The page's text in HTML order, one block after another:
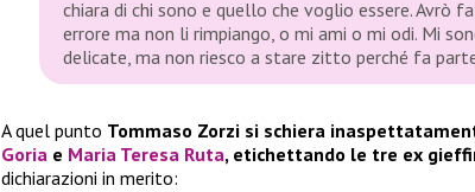
chiara di chi sono e quello che voglio essere. Avrò
errore ma non li rimpiango, o mi ami o mi odi. Mi
delicate, ma non riesco a stare zitto perché fa
A quel punto Tommaso Zorzi si schiera
Goria e Maria Teresa Ruta, etichettando le tre ex
dichiarazioni in merito: